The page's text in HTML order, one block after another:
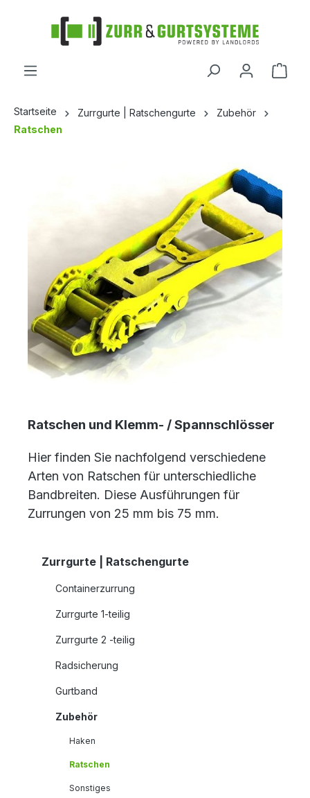
springen
Startseite Zurrgurte | Ratschengurte
Zubehör
Ratschen
Ratschen und Klemm- / Spannschlösser
Hier finden Sie nachfolgend verschiedene
Arten von Ratschen für unterschiedliche
Bandbreiten. Diese Ausführungen für
Zurrungen von 25 mm bis 75 mm.
Zurrgurte | Ratschengurte
Containerzurrung
Zurrgurte 1-teilig
Zurrgurte 2 -teilig
Radsicherung
Gurtband
Zubehör
Haken
Ratschen
Sonstiges